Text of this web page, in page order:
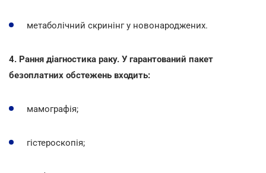
метаболічний скринінг у новонароджених.
4. Рання діагностика раку. У гарантований пакет
безоплатних обстежень входить:
мамографія;
гістероскопія;